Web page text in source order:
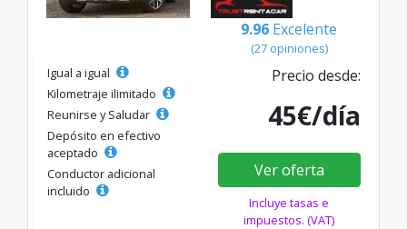
9.96 Excelente
(27 opiniones)
Igual a igual
Kilometraje ilimitado
Reunirse y Saludar
Depósito en efectivo
aceptado
Conductor adicional
incluido
Precio desde:
45€/día
Ver oferta
Incluye tasas e
impuestos. (VAT)